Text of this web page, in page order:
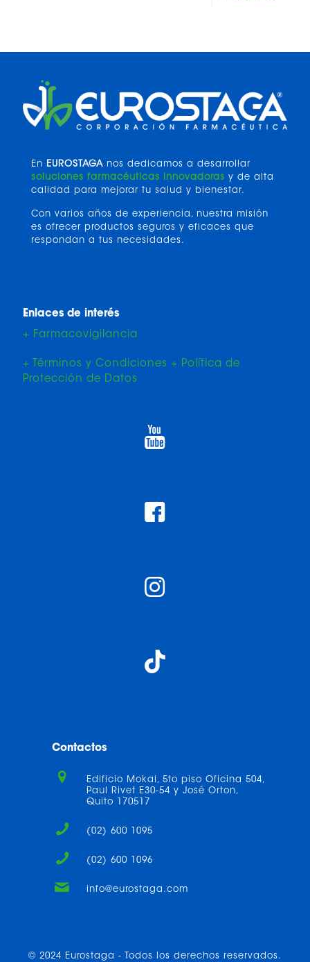
En EUROSTAGA nos dedicamos a desarrollar
soluciones farmacéuticas innovadoras y de alta
calidad para mejorar tu salud y bienestar.
Con varios años de experiencia, nuestra misión
es ofrecer productos seguros y eficaces que
respondan a tus necesidades.
Enlaces de interés
+ Farmacovigilancia
+ Términos y Condiciones + Política de
Protección de Datos
Contactos
Edificio Mokai, 5to piso Oficina 504,
Paul Rivet E30-54 y José Orton,
Quito 170517
(02) 600 1095
(02) 600 1096
info@eurostaga.com
© 2024 Eurostaga - Todos los derechos reservados.